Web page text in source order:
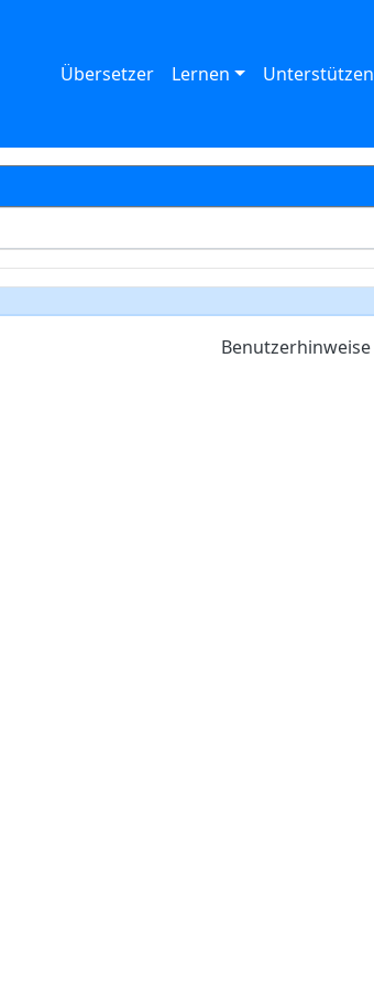
Übersetzer Lernen Unterstützen
Benutzerhinweise